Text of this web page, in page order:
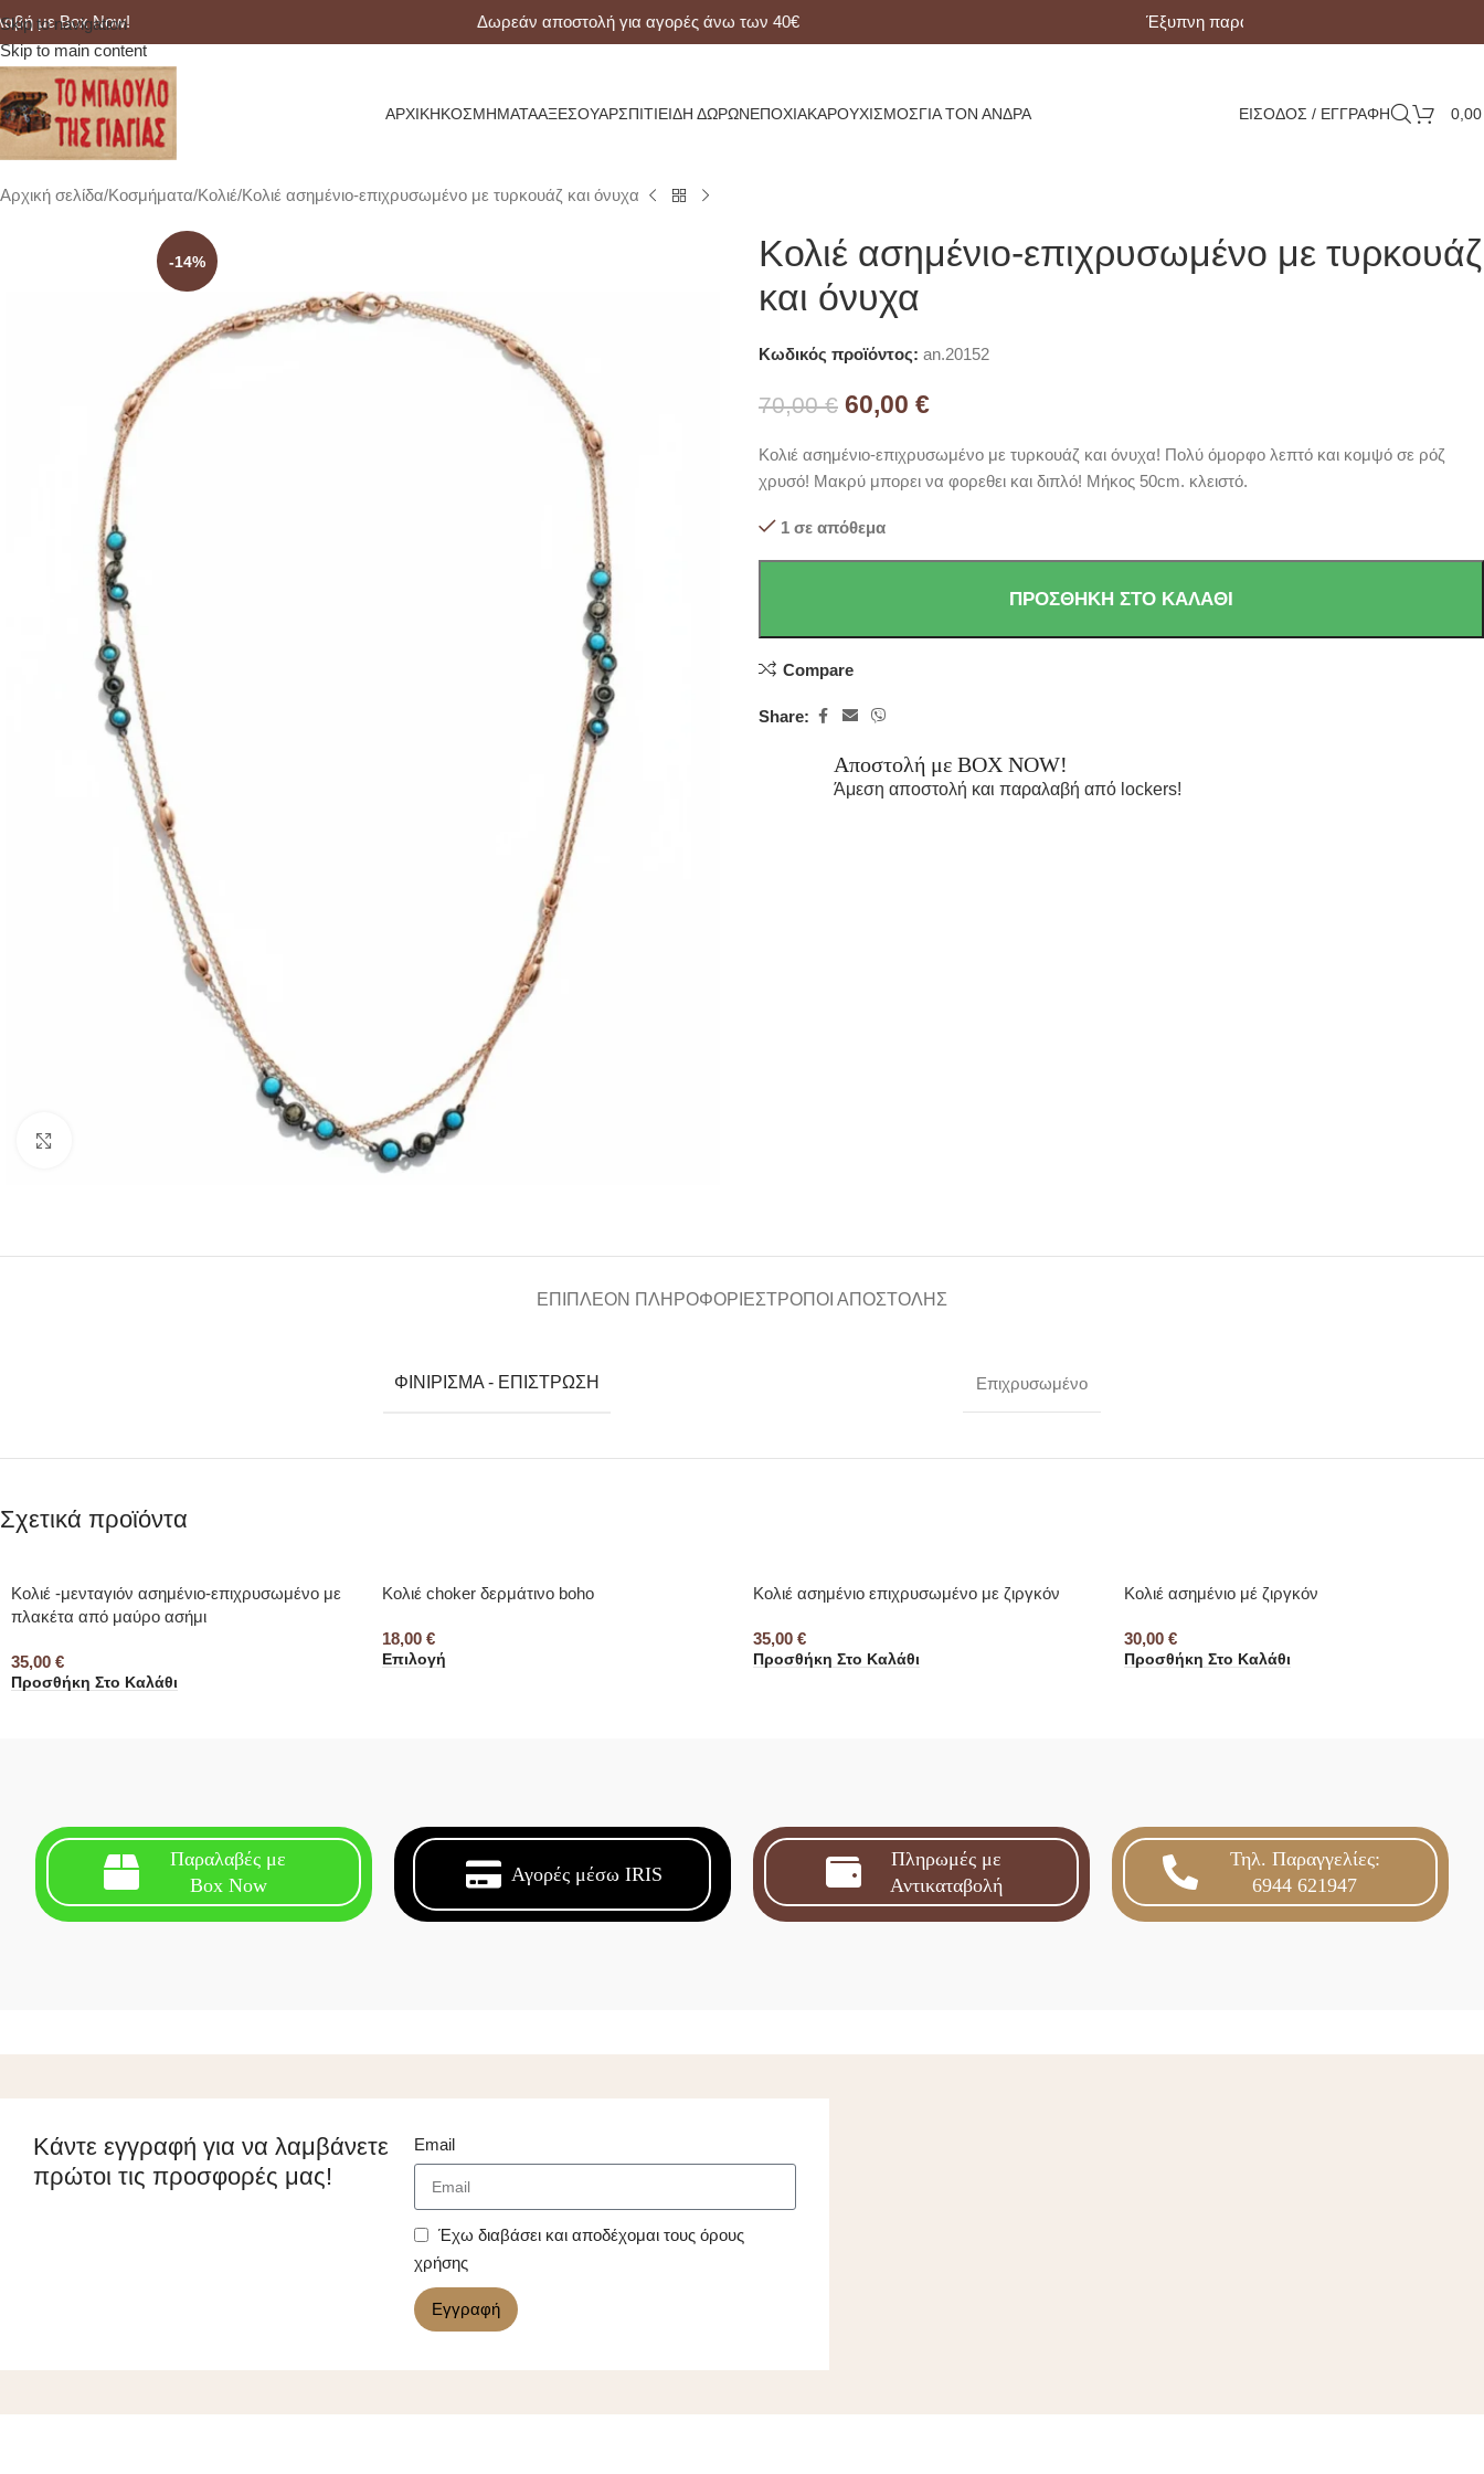
Skip to navigation
Skip to main content
Box Now! Δωρεάν αποστολή για αγορές άνω των 40€ Έξυπνη παραλαβή με Box Now!
ΑΡΧΙΚΉΚΟΣΜΉΜΑΤΑΑΞΕΣΟΥΆΡΣΠΊΤΙΕΊΔΗ ΔΏΡΩΝΕΠΟΧΙΑΚΆΡΟΥΧΙΣΜΌΣΓΙΑ ΤΟΝ ΆΝΔΡΑ ΕΙΣΟΔΟΣ / ΕΓΓΡΑΦΗ
Αρχική σελίδα Κοσμήματα Κολιέ Κολιέ ασημένιο-επιχρυσωμένο με τυρκουάζ και όνυχα
-14%
Κολιέ ασημένιο-επιχρυσωμένο με τυρκουάζ
και όνυχα
Κωδικός προϊόντος: an.20152
70,00€ 60,00 €
Κολιέ ασημένιο-επιχρυσωμένο με τυρκουάζ και όνυχα! Πολύ όμορφο λεπτό και κομψό σε ρόζ
χρυσό! Μακρύ μπορει να φορεθει και διπλό! Μήκος 50cm. κλειστό.
1 σε απόθεμα
ΠΡΟΣΘΉΚΗ ΣΤΟ ΚΑΛΆΘΙ
Compare
Share:
Αποστολή με BOX NOW!
Άμεση αποστολή και παραλαβή από lockers!
ΕΠΙΠΛΈΟΝ ΠΛΗΡΟΦΟΡΊΕΣΤΡΌΠΟΙ ΑΠΟΣΤΟΛΉΣ
ΦΙΝΊΡΙΣΜΑ - ΕΠΊΣΤΡΩΣΗ Επιχρυσωμένο
Σχετικά προϊόντα
Κολιέ -μενταγιόν ασημένιο-επιχρυσωμένο με
πλακέτα από μαύρο ασήμι
35,00 €
Προσθήκη Στο Καλάθι
Κολιέ choker δερμάτινο boho
18,00 €
Επιλογή
Κολιέ ασημένιο επιχρυσωμένο με ζιργκόν
35,00 €
Προσθήκη Στο Καλάθι
Κολιέ ασημένιο μέ ζιργκόν
30,00 €
Προσθήκη Στο Καλάθι
Παραλαβές με
Box Now
Αγορές μέσω IRIS
Πληρωμές με
Αντικαταβολή
Τηλ. Παραγγελίες:
6944 621947
Κάντε εγγραφή για να λαμβάνετε
πρώτοι τις προσφορές μας!
Email
Έχω διαβάσει και αποδέχομαι τους όρους
χρήσης
Εγγραφή